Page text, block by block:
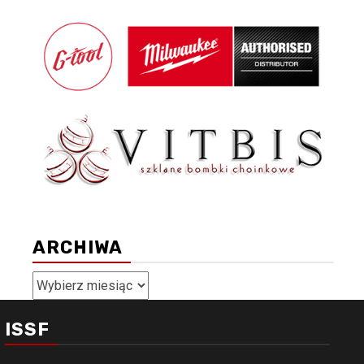
ARCHIWA
Archiwa
ISSF